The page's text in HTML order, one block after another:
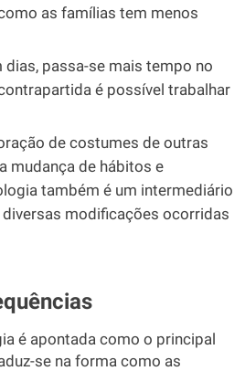
as famílias tem menos
dias, passa-se mais tempo no
é possível trabalhar
de costumes de outras
mudança de hábitos e
também é um intermediário
modificações ocorridas
é apontada como o principal
se na forma como as